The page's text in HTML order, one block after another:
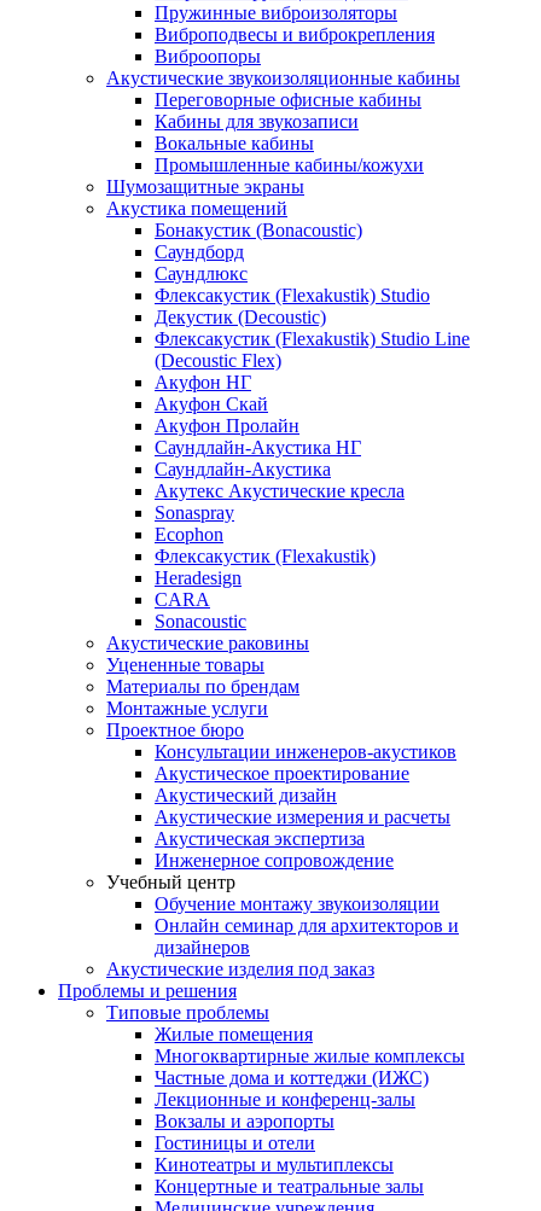
Пружинные виброизоляторы
Виброподвесы и виброкрепления
Виброопоры
Акустические звукоизоляционные кабины
Переговорные офисные кабины
Кабины для звукозаписи
Вокальные кабины
Промышленные кабины/кожухи
Шумозащитные экраны
Акустика помещений
Бонакустик (Bonacoustic)
Саундборд
Саундлюкс
Флексакустик (Flexakustik) Studio
Декустик (Decoustic)
Флексакустик (Flexakustik) Studio Line
(Decoustic Flex)
Акуфон НГ
Акуфон Скай
Акуфон Пролайн
Саундлайн-Акустика НГ
Саундлайн-Акустика
Акутекс Акустические кресла
Sonaspray
Ecophon
Флексакустик (Flexakustik)
Heradesign
CARA
Sonacoustic
Акустические раковины
Уцененные товары
Материалы по брендам
Монтажные услуги
Проектное бюро
Консультации инженеров-акустиков
Акустическое проектирование
Акустический дизайн
Акустические измерения и расчеты
Акустическая экспертиза
Инженерное сопровождение
Учебный центр
Обучение монтажу звукоизоляции
Онлайн семинар для архитекторов и
дизайнеров
Акустические изделия под заказ
Проблемы и решения
Типовые проблемы
Жилые помещения
Многоквартирные жилые комплексы
Частные дома и коттеджи (ИЖС)
Лекционные и конференц-залы
Вокзалы и аэропорты
Гостиницы и отели
Кинотеатры и мультиплексы
Концертные и театральные залы